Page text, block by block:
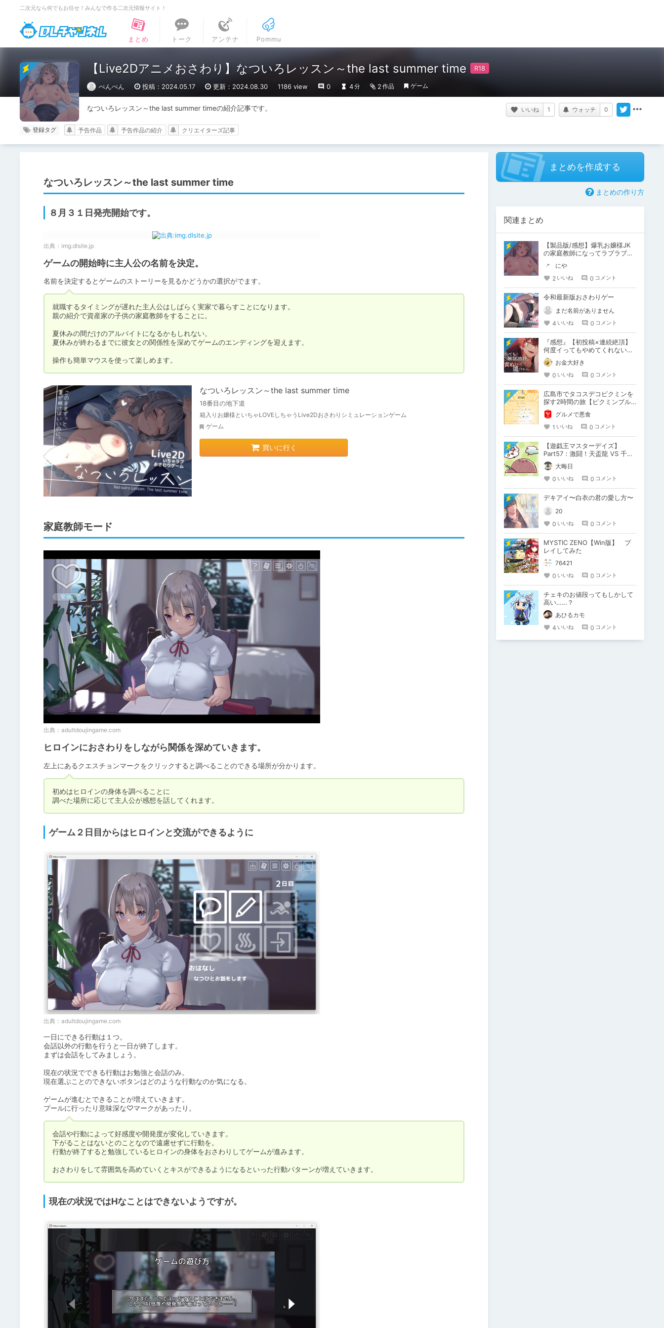
二次元なら何でもお任せ！みんなで作る二次元情報サイト！
DLチャンネル
まとめ
トーク アンテナ Pommu
【Live2Dアニメおさわり】なついろレッスン～the last summer time
ぺんぺん 投稿：2024.05.17 更新：2024.08.30 1186 view 0 4分 2 作品 ゲーム
なついろレッスン～the last summer timeの紹介記事です。 いいね 1 ウォッチ 0
登録タグ 予告作品 予告作品の紹介 クリエイターズ記事
なついろレッスン～the last summer time
８月３１日発売開始です。
出典： img.dlsite.jp
ゲームの開始時に主人公の名前を決定。
就職するタイミングが遅れた主人公はしばらく実家で暮らすことになります。
親の紹介で資産家の子供の家庭教師をすることに。
夏休みの間だけのアルバイトになるかもしれない。
夏休みが終わるまでに彼女との関係性を深めてゲームのエンディングを迎えます。
操作も簡単マウスを使って楽しめます。
なついろレッスン～the last summer time
18番目の地下道
箱入りお嬢様といちゃLOVEしちゃうLive2Dおさわりシミュレーションゲーム
ゲーム
買いに行く
家庭教師モード
出典： adultdoujingame.com
ヒロインにおさわりをしながら関係を深めていきます。
左上にあるクエスチョンマークをクリックすると調べることのできる場所が分かります。
初めはヒロインの身体を調べることに
調べた場所に応じて主人公が感想を話してくれます。
ゲーム２日目からはヒロインと交流ができるように
出典： adultdoujingame.com
一日にできる行動は１つ。
会話以外の行動を行うと一日が終了します。
まずは会話をしてみましょう。
現在の状況でできる行動はお勉強と会話のみ。
現在選ぶことのできないボタンはどのような行動なのか気になる。
ゲームが進むとできることが増えていきます。
会話や行動によって好感度や開発度が変化していきます。
下がることはないとのことなので遠慮せずに行動を。
行動が終了すると勉強しているヒロインの身体をおさわりしてゲームが進みます。
おさわりをして雰囲気を高めていくとキスができるようになるといった行動パターンが増えていきます。
現在の状況ではHなことはできないようですが。
まとめを作成する
まとめの作り方
関連まとめ
【製品版/感想】爆乳お嬢様JK
の家庭教師になってラブラブH
ッスン～t…
にや
2 いいね 0 コメント
令和最新版おさわりゲー
まだ名前がありません
4 いいね 0 コメント
『感想』【初投稿×連続絶頂】
何度イってもやめてくれない嫉
妬彼氏に激責めされて堕とされ
る。お金大好き
0 いいね 0 コメント
広島市でタコスデコピクミンを
探す2時間の旅【ピクミンブル
ーム / Pikmin Bloom】
グルメで悪食
1 いいね 0 コメント
【遊戯王マスターデイズ】
Part57：激闘！天盃龍 VS 千年
D【架空デュエル】
大晦日
0 いいね 0 コメント
デキアイ〜白衣の君の愛し方〜
20
0 いいね 0 コメント
MYSTIC ZENO【Win版】 プ
レイしてみた
76421
0 いいね 0 コメント
チェキのお値段ってもしかして
高い……？
あひるカモ
4 いいね 0 コメント